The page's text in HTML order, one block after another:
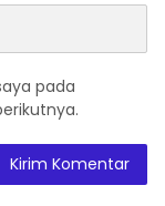
pada